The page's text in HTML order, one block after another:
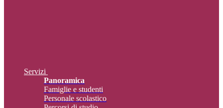
Servizi
Panoramica
Famiglie e studenti
Personale scolastico